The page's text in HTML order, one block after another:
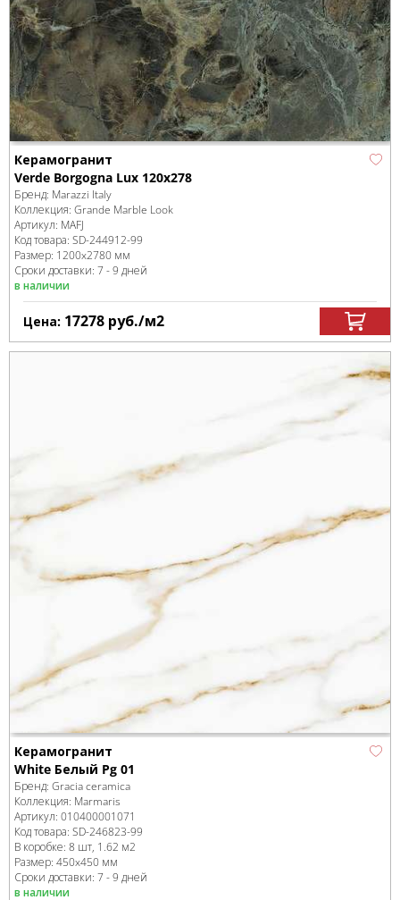
Керамогранит
Verde Borgogna Lux 120x278
Бренд: Marazzi Italy
Коллекция: Grande Marble Look
Артикул: MAFJ
Код товара: SD-244912-99
Размер: 1200x2780 мм
Сроки доставки: 7 - 9 дней
в наличии
Цена: 17278 руб./м2
Керамогранит
White Белый Pg 01
Бренд: Gracia ceramica
Коллекция: Marmaris
Артикул: 010400001071
Код товара: SD-246823-99
В коробке: 8 шт, 1.62 м2
Размер: 450x450 мм
Сроки доставки: 7 - 9 дней
в наличии